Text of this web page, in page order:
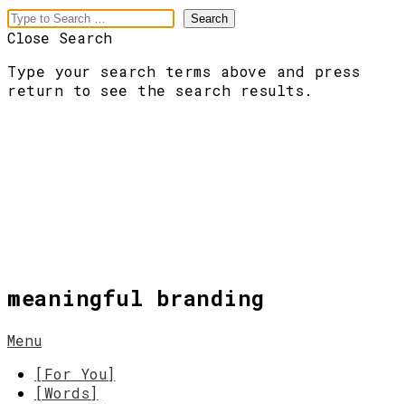
Close Search
Type your search terms above and press
return to see the search results.
meaningful branding
Menu
[For You]
[Words]